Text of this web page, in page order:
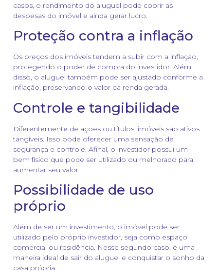
casos, o rendimento do aluguel pode cobrir as
despesas do imóvel e ainda gerar lucro.
Proteção contra a inflação
Os preços dos imóveis tendem a subir com a inflação,
protegendo o poder de compra do investidor. Além
disso, o aluguel também pode ser ajustado conforme a
inflação, preservando o valor da renda gerada.
Controle e tangibilidade
Diferentemente de ações ou títulos, imóveis são ativos
tangíveis. Isso pode oferecer uma sensação de
segurança e controle. Afinal, o investidor possui um
bem físico que pode ser utilizado ou melhorado para
aumentar seu valor.
Possibilidade de uso
próprio
Além de ser um investimento, o imóvel pode ser
utilizado pelo próprio investidor, seja como espaço
comercial ou residência. Nesse segundo caso, é uma
maneira ideal de sair do aluguel e conquistar o sonho da
casa própria.